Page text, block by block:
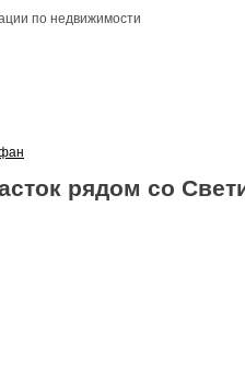
по недвижимости
рядом со